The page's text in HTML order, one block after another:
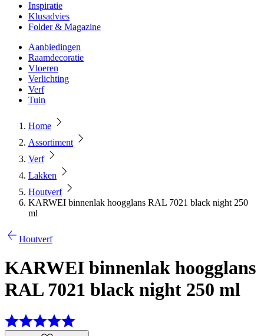
Inspiratie
Klusadvies
Folder & Magazine
Aanbiedingen
Raamdecoratie
Vloeren
Verlichting
Verf
Tuin
Home
Assortiment
Verf
Lakken
Houtverf
KARWEI binnenlak hoogglans RAL 7021 black night 250
ml
Houtverf
KARWEI binnenlak hoogglans
RAL 7021 black night 250 ml